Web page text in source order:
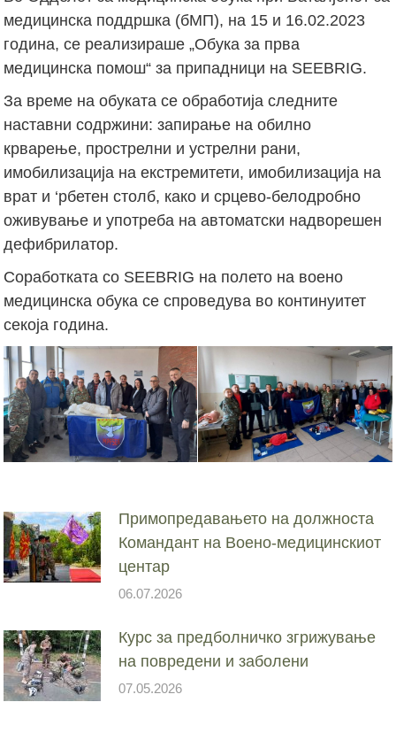
медицинска поддршка (бМП), на 15 и 16.02.2023
година, се реализираше „Обука за прва
медицинска помош“ за припадници на SEEBRIG.
За време на обуката се обработија следните
наставни содржини: запирање на обилно
крварење, прострелни и устрелни рани,
имобилизација на екстремитети, имобилизација на
врат и ‘рбетен столб, како и срцево-белодробно
оживување и употреба на автоматски надворешен
дефибрилатор.
Соработката со SEEBRIG на полето на воено
медицинска обука се спроведува во континуитет
секоја година.
Примопредавањето на должноста
Командант на Воено-медицинскиот
центар
06.07.2026
Курс за предболничко згрижување
на повредени и заболени
07.05.2026